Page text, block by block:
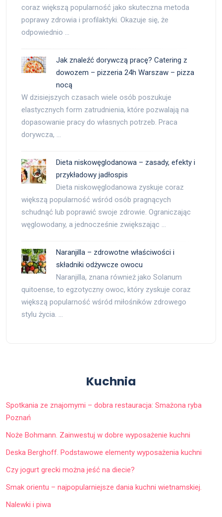
coraz większą popularność jako skuteczna metoda
poprawy zdrowia i profilaktyki. Okazuje się, że
odpowiednio …
Jak znaleźć dorywczą pracę? Catering z
dowozem – pizzeria 24h Warszaw – pizza
nocą
W dzisiejszych czasach wiele osób poszukuje
elastycznych form zatrudnienia, które pozwalają na
dopasowanie pracy do własnych potrzeb. Praca
dorywcza, …
Dieta niskowęglodanowa – zasady, efekty i
przykładowy jadłospis
Dieta niskowęglodanowa zyskuje coraz
większą popularność wśród osób pragnących
schudnąć lub poprawić swoje zdrowie. Ograniczając
węglowodany, a jednocześnie zwiększając …
Naranjilla – zdrowotne właściwości i
składniki odżywcze owocu
Naranjilla, znana również jako Solanum
quitoense, to egzotyczny owoc, który zyskuje coraz
większą popularność wśród miłośników zdrowego
stylu życia. …
Kuchnia
Spotkania ze znajomymi – dobra restauracja: Smażona ryba
Poznań
Noże Bohmann. Zainwestuj w dobre wyposażenie kuchni
Deska Berghoff. Podstawowe elementy wyposażenia kuchni
Czy jogurt grecki można jeść na diecie?
Smak orientu – najpopularniejsze dania kuchni wietnamskiej.
Nalewki i piwa